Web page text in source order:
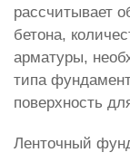
рассчитывает
бетона,
арматуры,
типа
поверхность
Ленточный